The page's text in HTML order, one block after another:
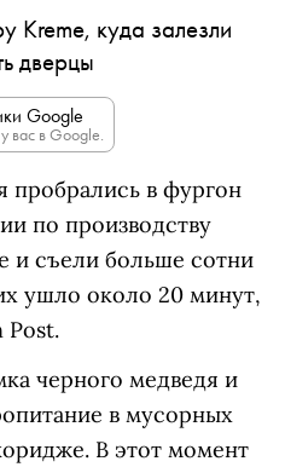
Kreme, куда залезли
дверцы
Google
вас в Google.
пробрались в фургон
по производству
и съели больше сотни
ушло около 20 минут,
Post.
черного медведя и
в мусорных
В этот момент